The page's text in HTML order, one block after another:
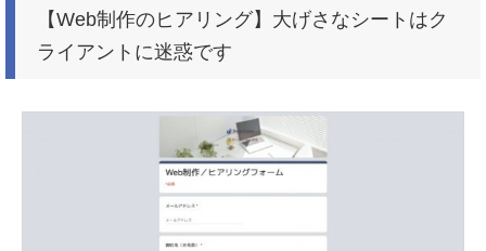
【Web制作のヒアリング】大げさなシートはク
ライアントに迷惑です